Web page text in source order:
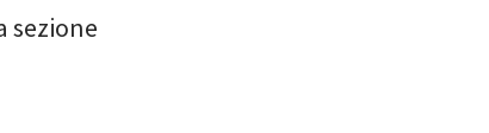
sezione